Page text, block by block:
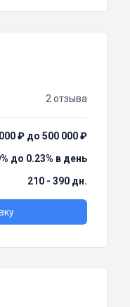
2 отзыва
₽ до 500 000 ₽
до 0.23% в день
210 - 390 дн.